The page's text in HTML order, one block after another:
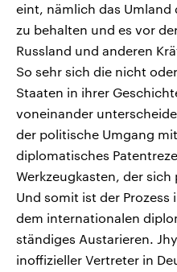
eint, nämlich das Umland
zu behalten und es vor
Russland und anderen
So sehr sich die nicht
Staaten in ihrer
voneinander
der politische Umgang
diplomatisches
Werkzeugkasten, der
Und somit ist der
dem internationalen
ständiges Austarieren.
inoffizieller Vertreter in